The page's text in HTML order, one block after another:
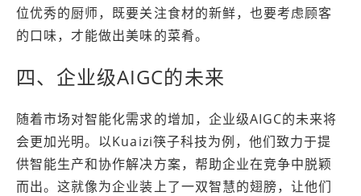
位优秀的厨师，既要关注食材的新鲜，也要考虑顾客
的口味，才能做出美味的菜肴。
四、企业级AIGC的未来
随着市场对智能化需求的增加，企业级AIGC的未来将
会更加光明。以Kuaizi筷子科技为例，他们致力于提
供智能生产和协作解决方案，帮助企业在竞争中脱颖
而出。这就像为企业装上了一双智慧的翅膀，让他们